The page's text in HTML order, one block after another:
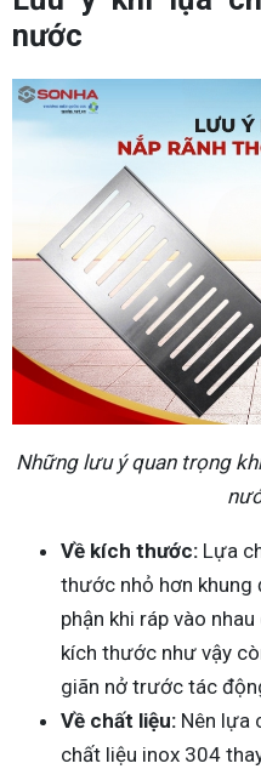
nước
Những lưu ý quan trọng
Về kích thước: Lựa
thước nhỏ hơn khung
phận khi ráp vào
kích thước như vậy
giãn nở trước tác
Về chất liệu: Nên lựa
chất liệu inox 304